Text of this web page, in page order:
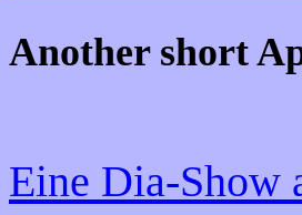
Another short
Eine Dia-Show